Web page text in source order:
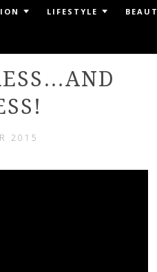
LIFESTYLE
2015